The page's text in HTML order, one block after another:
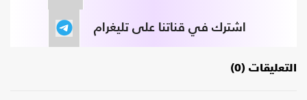
اشترك في قناتنا على تليغرام
التعليقات (0)